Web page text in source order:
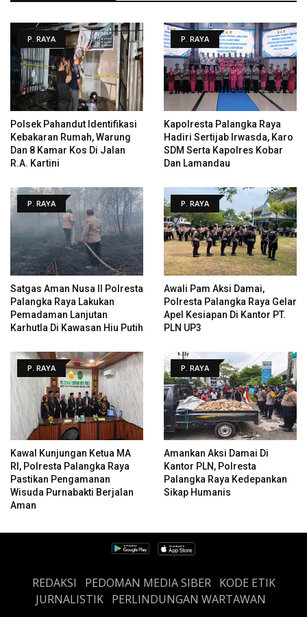
P. RAYA
Polsek Pahandut Identifikasi
Kebakaran Rumah, Warung
Dan 8 Kamar Kos Di Jalan
R.A. Kartini
P. RAYA
Kapolresta Palangka Raya
Hadiri Sertijab Irwasda, Karo
SDM Serta Kapolres Kobar
Dan Lamandau
P. RAYA
Satgas Aman Nusa II Polresta
Palangka Raya Lakukan
Pemadaman Lanjutan
Karhutla Di Kawasan Hiu Putih
P. RAYA
Awali Pam Aksi Damai,
Polresta Palangka Raya Gelar
Apel Kesiapan Di Kantor PT.
PLN UP3
P. RAYA
Kawal Kunjungan Ketua MA
RI, Polresta Palangka Raya
Pastikan Pengamanan
Wisuda Purnabakti Berjalan
Aman
P. RAYA
Amankan Aksi Damai Di
Kantor PLN, Polresta
Palangka Raya Kedepankan
Sikap Humanis
REDAKSI PEDOMAN MEDIA SIBER
KODE ETIK
JURNALISTIK PERLINDUNGAN WARTAWAN